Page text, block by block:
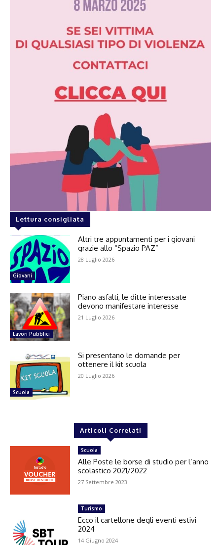
Lettura consigliata
Giovani
Altri tre appuntamenti per i giovani
grazie allo “Spazio PAZ”
28 Luglio 2026
Lavori Pubblici
Piano asfalti, le ditte interessate
devono manifestare interesse
21 Luglio 2026
Scuola
Si presentano le domande per
ottenere il kit scuola
20 Luglio 2026
Articoli Correlati
Scuola
Alle Poste le borse di studio per l’anno
scolastico 2021/2022
27 Settembre 2023
Turismo
Ecco il cartellone degli eventi estivi
2024
14 Giugno 2024